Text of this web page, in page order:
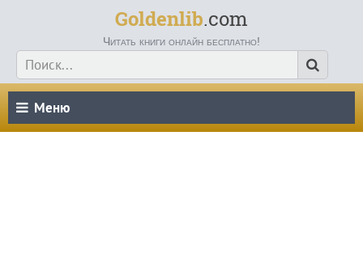
Goldenlib.com
Читать книги онлайн бесплатно!
Меню